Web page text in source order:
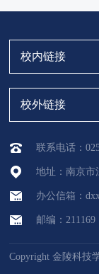
校内链接
校外链接
联系电话：
地址：南京市
办公信箱：
邮编：211169
Copyright 金陵科技